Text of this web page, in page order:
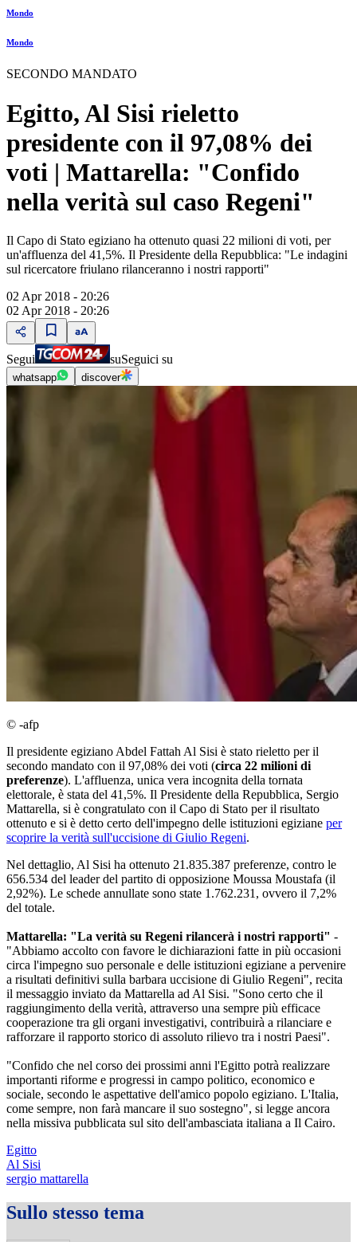
Mondo
Mondo
SECONDO MANDATO
Egitto, Al Sisi rieletto
presidente con il 97,08% dei
voti | Mattarella: "Confido
nella verità sul caso Regeni"
Il Capo di Stato egiziano ha ottenuto quasi 22 milioni di voti, per
un'affluenza del 41,5%. Il Presidente della Repubblica: "Le indagini
sul ricercatore friulano rilanceranno i nostri rapporti"
02 Apr 2018 - 20:26
02 Apr 2018 - 20:26
Segui suSeguici su
whatsapp discover
© -afp
Il presidente egiziano Abdel Fattah Al Sisi è stato rieletto per il
secondo mandato con il 97,08% dei voti (circa 22 milioni di
preferenze). L'affluenza, unica vera incognita della tornata
elettorale, è stata del 41,5%. Il Presidente della Repubblica, Sergio
Mattarella, si è congratulato con il Capo di Stato per il risultato
ottenuto e si è detto certo dell'impegno delle istituzioni egiziane per
scoprire la verità sull'uccisione di Giulio Regeni.
Nel dettaglio, Al Sisi ha ottenuto 21.835.387 preferenze, contro le
656.534 del leader del partito di opposizione Moussa Moustafa (il
2,92%). Le schede annullate sono state 1.762.231, ovvero il 7,2%
del totale.
Mattarella: "La verità su Regeni rilancerà i nostri rapporti" -
"Abbiamo accolto con favore le dichiarazioni fatte in più occasioni
circa l'impegno suo personale e delle istituzioni egiziane a pervenire
a risultati definitivi sulla barbara uccisione di Giulio Regeni", recita
il messaggio inviato da Mattarella ad Al Sisi. "Sono certo che il
raggiungimento della verità, attraverso una sempre più efficace
cooperazione tra gli organi investigativi, contribuirà a rilanciare e
rafforzare il rapporto storico di assoluto rilievo tra i nostri Paesi".
"Confido che nel corso dei prossimi anni l'Egitto potrà realizzare
importanti riforme e progressi in campo politico, economico e
sociale, secondo le aspettative dell'amico popolo egiziano. L'Italia,
come sempre, non farà mancare il suo sostegno", si legge ancora
nella missiva pubblicata sul sito dell'ambasciata italiana a Il Cairo.
Egitto
Al Sisi
sergio mattarella
Sullo stesso tema